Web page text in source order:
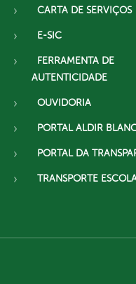
CARTA DE SERVIÇOS
E-SIC
FERRAMENTA DE
AUTENTICIDADE
OUVIDORIA
PORTAL ALDIR
PORTAL DA
TRANSPORTE